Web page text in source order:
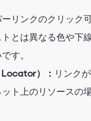
リンクのクリック
とは異なる色や下
す。
）： リンク
ト上のリソースの